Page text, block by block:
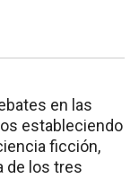
en las
estableciendo
ficción,
de los tres